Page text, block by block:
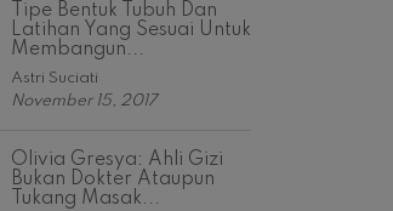
Tipe Bentuk Tubuh Dan
Latihan Yang Sesuai Untuk
Membangun...
Astri Suciati
November 15, 2017
Olivia Gresya: Ahli Gizi
Bukan Dokter Ataupun
Tukang Masak...